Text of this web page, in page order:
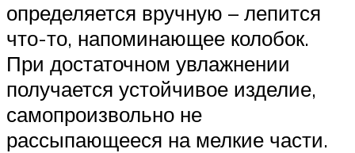
определяется вручную – лепится
что-то, напоминающее колобок.
При достаточном увлажнении
получается устойчивое изделие,
самопроизвольно не
рассыпающееся на мелкие части.